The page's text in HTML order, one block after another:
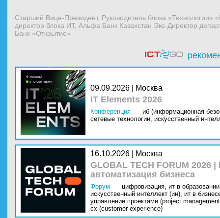
Старший Вице-Президент, Руководитель блока
директор блока ИТ, Альфа Банк Казахстан Экс-Директор
Банк «Открытие»
09.09.2026 | Москва
IT Elements 2026
Конференция
иб (информационная
сетевые технологии, искусственный
16.10.2026 | Москва
GLOBAL TECH FORUM
автоматизация бизнеса
Форум цифровизация, ит в
искусственный интеллект (ии), ит в
управление проектами (project
cx (customer experience)